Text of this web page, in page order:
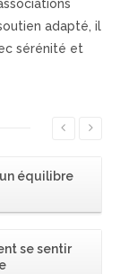
adapté, il
sérénité et
équilibre
se sentir